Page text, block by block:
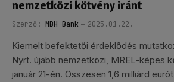
nemzetközi kötvény iránt
Szerző: MBH Bank 2025.01.22.
Kiemelt befektetői érdeklődés
Nyrt. újabb nemzetközi, MREL-képes
január 21-én. Összesen 1,6 milliárd